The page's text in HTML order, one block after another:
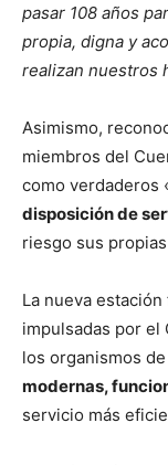
pasar 108 años
propia, digna y
realizan nuestros
Asimismo,
miembros del
como verdaderos
disposición de
riesgo sus
La nueva
impulsadas por
los organismos
modernas,
servicio más